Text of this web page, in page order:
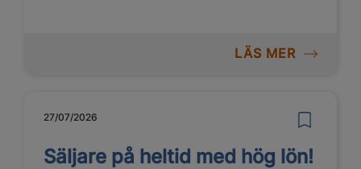
LÄS MER
27/07/2026
Säljare på heltid med hög lön!